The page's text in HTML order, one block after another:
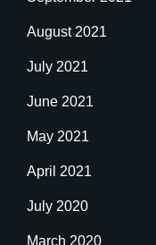
August 2021
July 2021
June 2021
May 2021
April 2021
July 2020
March 2020